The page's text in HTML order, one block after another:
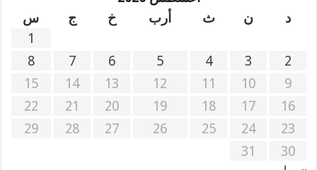
د
ن ث أرب خ ج
س
1
2
3
4
5
6
7
8
9
10
11
12
13
14
15
16
17
18
19
20
21
22
23
24
25
26
27
28
29
30
31